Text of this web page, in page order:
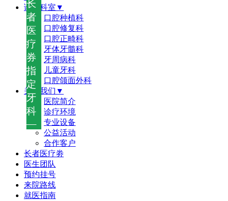
长
者
医
疗
券
指
定
牙
科
—
诊疗科室▼
口腔种植科
口腔修复科
口腔正畸科
牙体牙髓科
牙周病科
儿童牙科
口腔颌面外科
关于我们▼
医院简介
诊疗环境
专业设备
公益活动
合作客户
长者医疗劵
医生团队
预约挂号
来院路线
就医指南